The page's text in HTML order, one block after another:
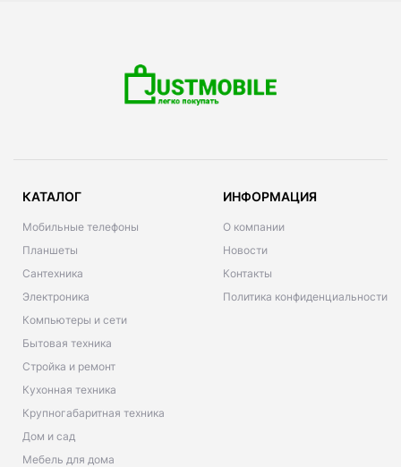
КАТАЛОГ
Мобильные телефоны
Планшеты
Сантехника
Электроника
Компьютеры и сети
Бытовая техника
Стройка и ремонт
Кухонная техника
Крупногабаритная техника
Дом и сад
Мебель для дома
ИНФОРМАЦИЯ
О компании
Новости
Контакты
Политика конфиденциальности